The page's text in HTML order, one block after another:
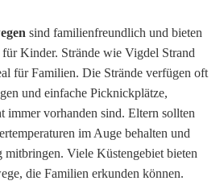
sind familienfreundlich und bieten
Kinder. Strände wie Vigdel Strand
für Familien. Die Strände verfügen oft
und einfache Picknickplätze,
immer vorhanden sind. Eltern sollten
im Auge behalten und
mitbringen. Viele Küstengebiet bieten
die Familien erkunden können.